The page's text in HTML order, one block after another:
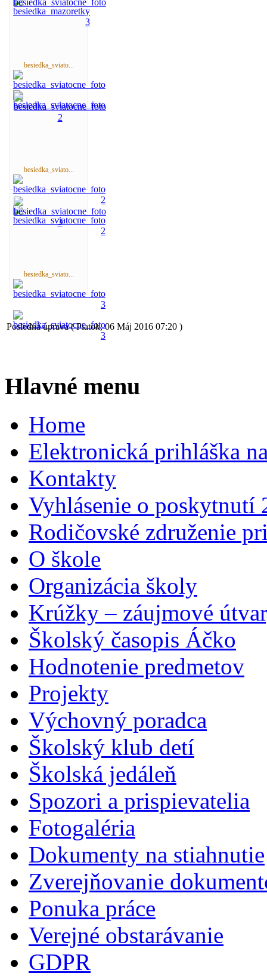
besiedka_sviato...
besiedka_sviato...
besiedka_sviato...
Posledná úprava ( Piatok, 06 Máj 2016 07:20 )
Hlavné menu
Home
Elektronická prihláška
Kontakty
Vyhlásenie o poskytnutí
Rodičovské združenie
O škole
Organizácia školy
Krúžky – záujmové
Školský časopis Áčko
Hodnotenie predmetov
Projekty
Výchovný poradca
Školský klub detí
Školská jedáleň
Spozori a prispievatelia
Fotogaléria
Dokumenty na stiahnutie
Zverejňovanie
Ponuka práce
Verejné obstarávanie
GDPR